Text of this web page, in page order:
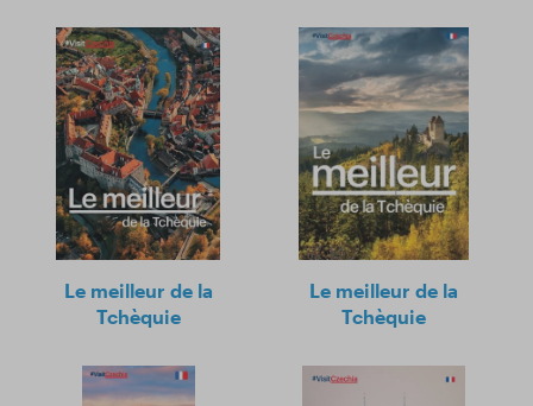
Le meilleur de la
Tchèquie
Le meilleur de la
Tchèquie